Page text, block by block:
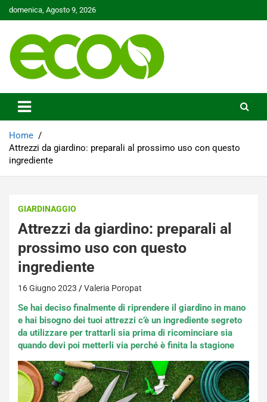
Skip
to
domenica, Agosto 9, 2026
Ecoo.it
Home
Attrezzi da giardino: preparali al prossimo uso con questo
ingrediente
GIARDINAGGIO
Attrezzi da giardino: preparali al
prossimo uso con questo
ingrediente
16 Giugno 2023 Valeria Poropat
Se hai deciso finalmente di riprendere il giardino in mano
e hai bisogno dei tuoi attrezzi c’è un ingrediente segreto
da utilizzare per trattarli sia prima di ricominciare sia
quando devi poi metterli via perché è finita la stagione